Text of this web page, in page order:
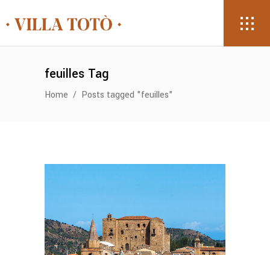
feuilles Tag
Home / Posts tagged "feuilles"